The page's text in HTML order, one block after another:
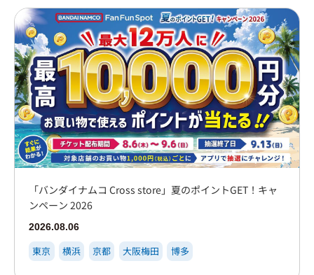
「バンダイナムコ Cross store」夏のポイントGET！キャ
ンペーン 2026
2026.08.06
東京 横浜 京都 大阪梅田 博多